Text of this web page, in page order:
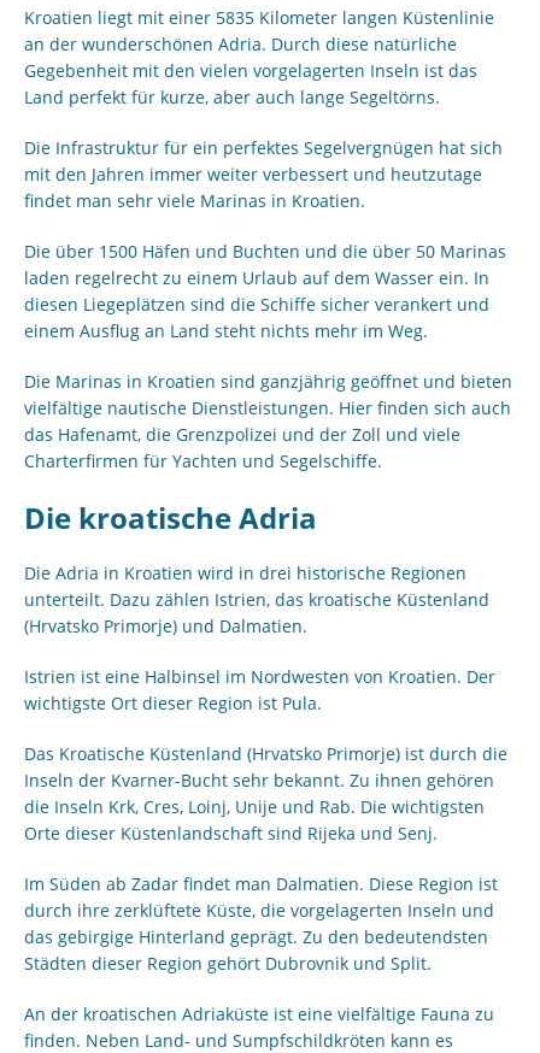
Kroatien liegt mit einer 5835 Kilometer langen Küstenlinie
an der wunderschönen Adria. Durch diese natürliche
Gegebenheit mit den vielen vorgelagerten Inseln ist das
Land perfekt für kurze, aber auch lange Segeltörns.
Die Infrastruktur für ein perfektes Segelvergnügen hat sich
mit den Jahren immer weiter verbessert und heutzutage
findet man sehr viele Marinas in Kroatien.
Die über 1500 Häfen und Buchten und die über 50 Marinas
laden regelrecht zu einem Urlaub auf dem Wasser ein. In
diesen Liegeplätzen sind die Schiffe sicher verankert und
einem Ausflug an Land steht nichts mehr im Weg.
Die Marinas in Kroatien sind ganzjährig geöffnet und bieten
vielfältige nautische Dienstleistungen. Hier finden sich auch
das Hafenamt, die Grenzpolizei und der Zoll und viele
Charterfirmen für Yachten und Segelschiffe.
Die kroatische Adria
Die Adria in Kroatien wird in drei historische Regionen
unterteilt. Dazu zählen Istrien, das kroatische Küstenland
(Hrvatsko Primorje) und Dalmatien.
Istrien ist eine Halbinsel im Nordwesten von Kroatien. Der
wichtigste Ort dieser Region ist Pula.
Das Kroatische Küstenland (Hrvatsko Primorje) ist durch die
Inseln der Kvarner-Bucht sehr bekannt. Zu ihnen gehören
die Inseln Krk, Cres, Loinj, Unije und Rab. Die wichtigsten
Orte dieser Küstenlandschaft sind Rijeka und Senj.
Im Süden ab Zadar findet man Dalmatien. Diese Region ist
durch ihre zerklüftete Küste, die vorgelagerten Inseln und
das gebirgige Hinterland geprägt. Zu den bedeutendsten
Städten dieser Region gehört Dubrovnik und Split.
An der kroatischen Adriaküste ist eine vielfältige Fauna zu
finden. Neben Land- und Sumpfschildkröten kann es